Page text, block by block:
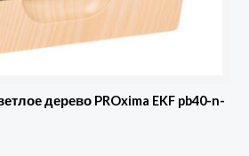
дерево PROxima EKF pb40-n-